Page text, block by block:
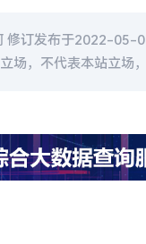
修订发布于2022-05-
场，不代表本站立场